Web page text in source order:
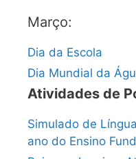
Março:
Dia da Escola
Dia Mundial da
Atividades de
Simulado de
ano do Ensino